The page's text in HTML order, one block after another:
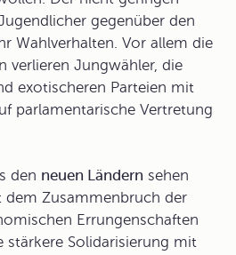
gegenüber den
Wahlverhalten. Vor allem die
verlieren Jungwähler, die
exotischeren Parteien mit
parlamentarische Vertretung
den neuen Ländern sehen
Zusammenbruch der
Errungenschaften
stärkere Solidarisierung mit